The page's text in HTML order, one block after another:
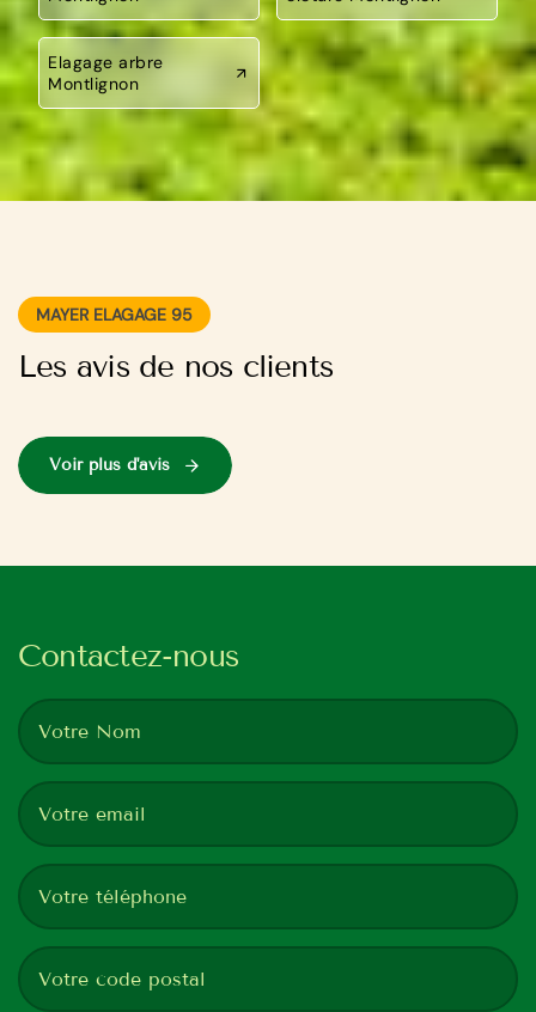
Elagage arbre
Montlignon
MAYER ELAGAGE 95
Les avis de nos clients
Voir plus d'avis
Contactez-nous